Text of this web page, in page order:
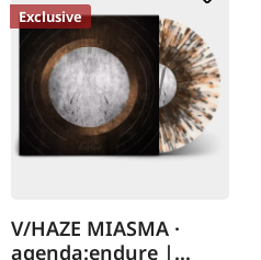
Exclusive
V/HAZE MIASMA ·
agenda:endure |